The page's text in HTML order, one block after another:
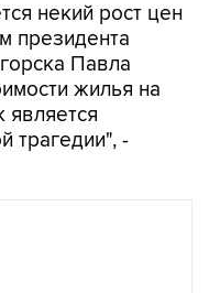
некий рост цен
президента
Павла
жилья на
является
трагедии", -